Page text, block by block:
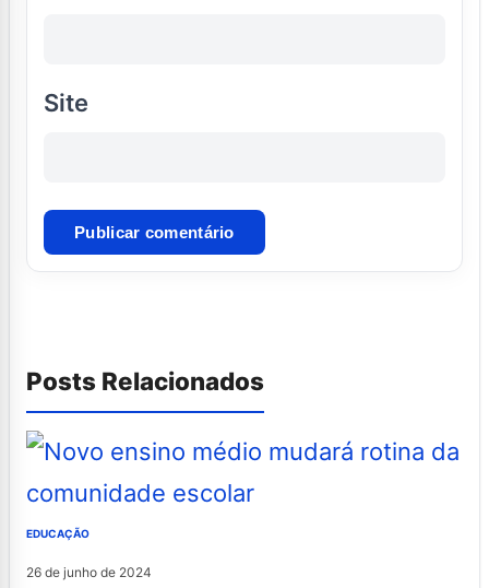
Site
Posts Relacionados
EDUCAÇÃO
26 de junho de 2024